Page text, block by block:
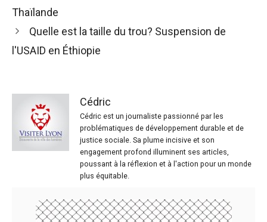
Thaïlande
Quelle est la taille du trou? Suspension de
l'USAID en Éthiopie
Cédric
Cédric est un journaliste passionné par les
problématiques de développement durable et de
justice sociale. Sa plume incisive et son
engagement profond illuminent ses articles,
poussant à la réflexion et à l'action pour un monde
plus équitable.